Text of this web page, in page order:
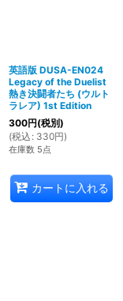
英語版 DUSA-EN024
Legacy of the Duelist
熱き決闘者たち (ウルト
ラレア) 1st Edition
300円(税別)
(税込 : 330円)
在庫数 5点
カートに入れる